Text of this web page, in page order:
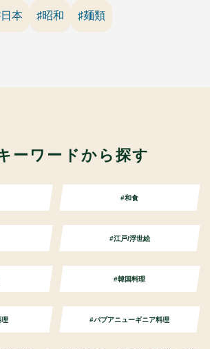
本 ♯昭和 ♯麺類
ーワードから探す
#和食
#江戸/浮世絵
#韓国料理
理 #パプアニューギニア料理